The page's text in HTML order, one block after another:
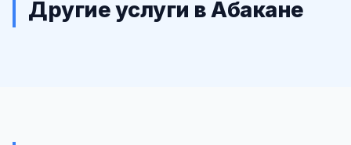
Другие услуги в Абакане